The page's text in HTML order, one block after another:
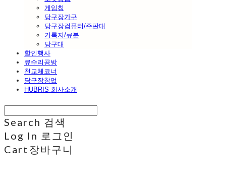
게임칩
당구장가구
당구장컴퓨터/주판대
기록지/큐분
당구대
할인행사
큐수리공방
천교체코너
당구장창업
HUBRIS 회사소개
Search 검색
Log In 로그인
Cart 장바구니